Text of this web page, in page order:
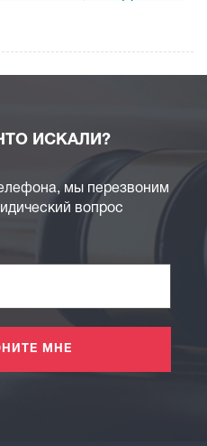
ИСКАЛИ?
мы перезвоним
вопрос
МНЕ